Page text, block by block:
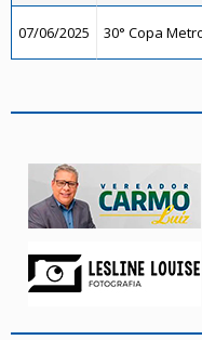
07/06/2025 30° Copa